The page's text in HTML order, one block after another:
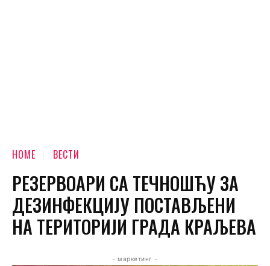
HOME ВЕСТИ
РЕЗЕРВОАРИ СА ТЕЧНОШЋУ ЗА
ДЕЗИНФЕКЦИЈУ ПОСТАВЉЕНИ
НА ТЕРИТОРИЈИ ГРАДА КРАЉЕВА
- маркетинг -